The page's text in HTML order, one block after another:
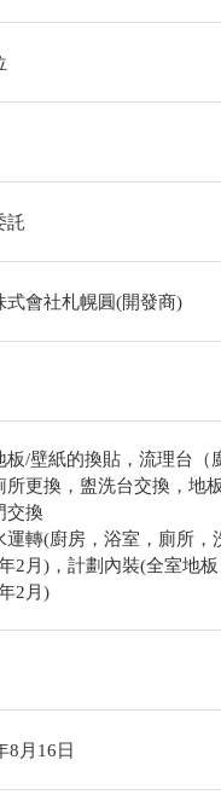
託
式會社札幌圓(開發商)
板/壁紙的換貼，流理台（
所更換，盥洗台交換，地
交換
運轉(廚房，浴室，廁所，
2月)，計劃內裝(全室地
2月)
8月16日